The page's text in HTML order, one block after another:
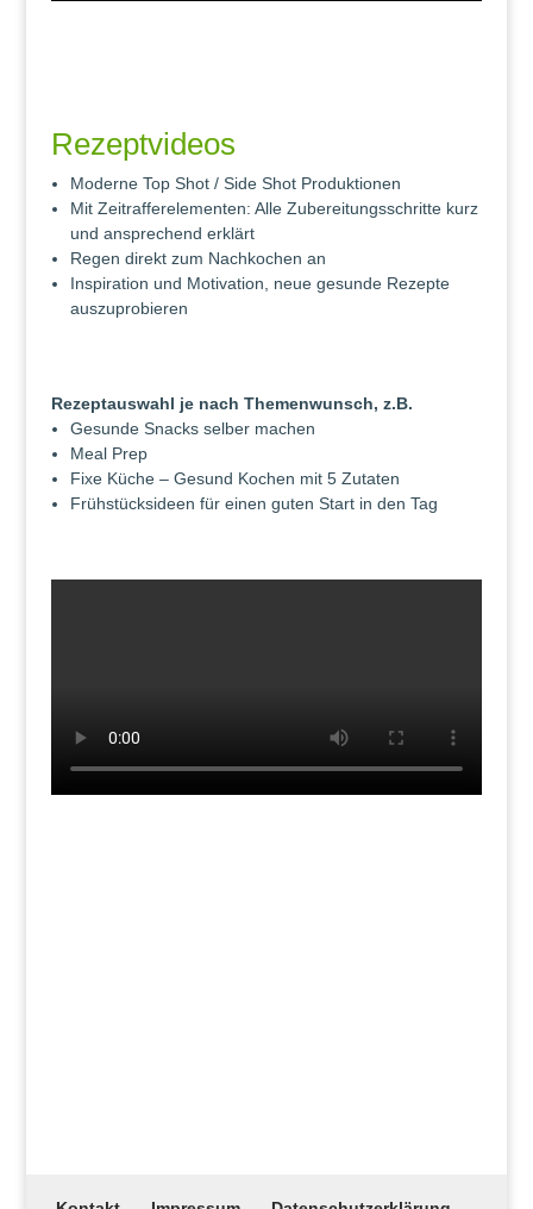
Rezeptvideos
Moderne Top Shot / Side Shot Produktionen
Mit Zeitrafferelementen: Alle Zubereitungsschritte kurz
und ansprechend erklärt
Regen direkt zum Nachkochen an
Inspiration und Motivation, neue gesunde Rezepte
auszuprobieren
Rezeptauswahl je nach Themenwunsch, z.B.
Gesunde Snacks selber machen
Meal Prep
Fixe Küche – Gesund Kochen mit 5 Zutaten
Frühstücksideen für einen guten Start in den Tag